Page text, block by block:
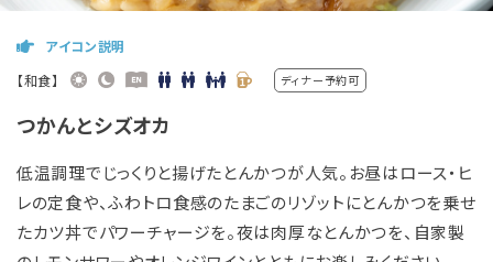
【和食】 ディナー予約可
アイコン説明
つかんとシズオカ
低温調理でじっくりと揚げたとんかつが人気。お昼はロース・ヒ
レの定食や、ふわトロ食感のたまごのリゾットにとんかつを乗せ
たカツ丼でパワーチャージを。夜は肉厚なとんかつを、自家製